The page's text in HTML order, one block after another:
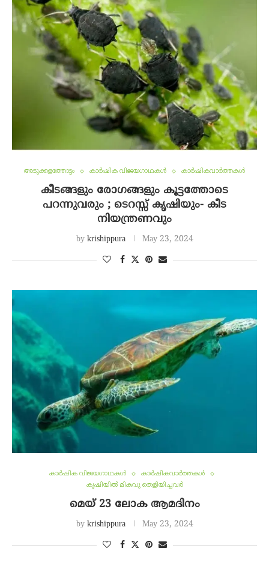
അടുക്കളത്തോട്ടം കാർഷിക വിജയഗാഥകൾ കാർഷികവാർത്തകൾ
കീടങ്ങളും രോഗങ്ങളും കൂട്ടത്തോടെ
പറന്നുവരും ; ടെറസ്സ് കൃഷിയും- കീട
നിയന്ത്രണവും
by krishippura May 23, 2024
കാർഷിക വിജയഗാഥകൾ
കാർഷികവാർത്തകൾ
കൃഷിയിൽ മികവു തെളിയിച്ചവർ
മെയ്‌ 23 ലോക ആമദിനം
by krishippura May 23, 2024